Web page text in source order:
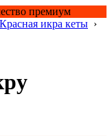
премиум
Красная икра кеты ›